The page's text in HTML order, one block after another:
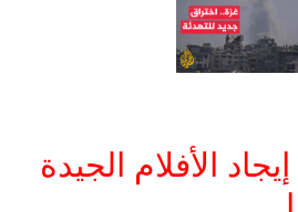
الأفلام الجيدة